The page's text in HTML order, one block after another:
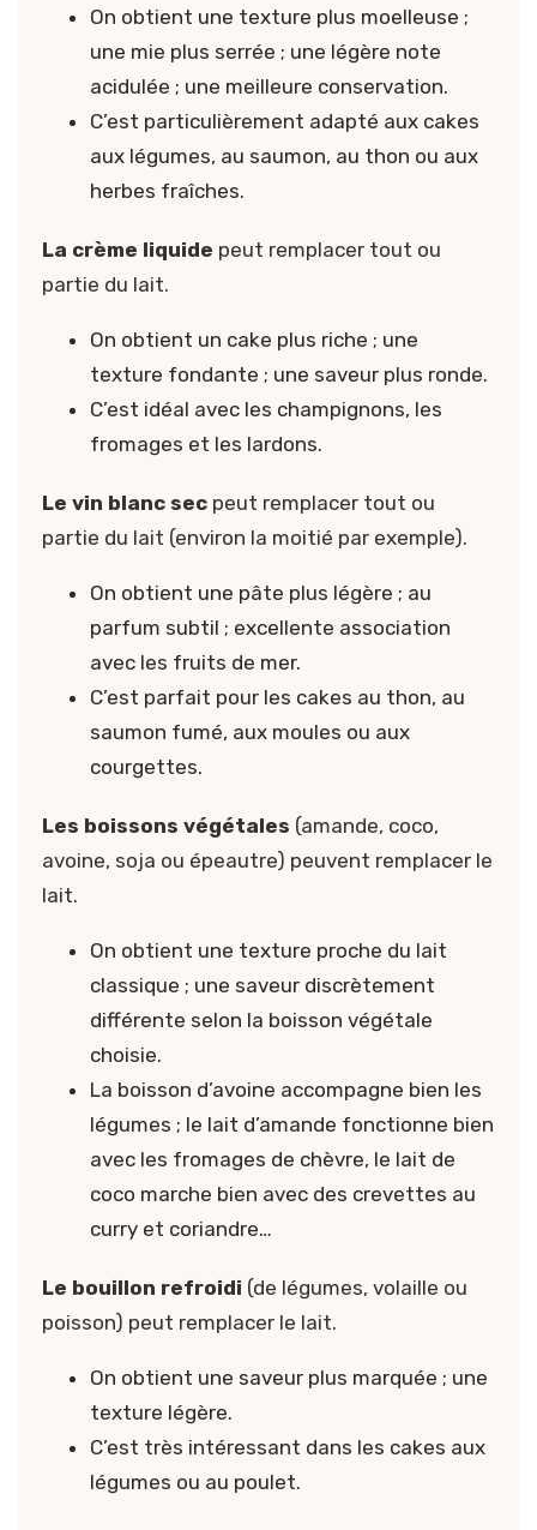
On obtient une texture plus moelleuse ;
une mie plus serrée ; une légère note
acidulée ; une meilleure conservation.
C’est particulièrement adapté aux cakes
aux légumes, au saumon, au thon ou aux
herbes fraîches.
La crème liquide peut remplacer tout ou
partie du lait.
On obtient un cake plus riche ; une
texture fondante ; une saveur plus ronde.
C’est idéal avec les champignons, les
fromages et les lardons.
Le vin blanc sec peut remplacer tout ou
partie du lait (environ la moitié par exemple).
On obtient une pâte plus légère ; au
parfum subtil ; excellente association
avec les fruits de mer.
C’est parfait pour les cakes au thon, au
saumon fumé, aux moules ou aux
courgettes.
Les boissons végétales (amande, coco,
avoine, soja ou épeautre) peuvent remplacer le
lait.
On obtient une texture proche du lait
classique ; une saveur discrètement
différente selon la boisson végétale
choisie.
La boisson d’avoine accompagne bien les
légumes ; le lait d’amande fonctionne bien
avec les fromages de chèvre, le lait de
coco marche bien avec des crevettes au
curry et coriandre…
Le bouillon refroidi (de légumes, volaille ou
poisson) peut remplacer le lait.
On obtient une saveur plus marquée ; une
texture légère.
C’est très intéressant dans les cakes aux
légumes ou au poulet.